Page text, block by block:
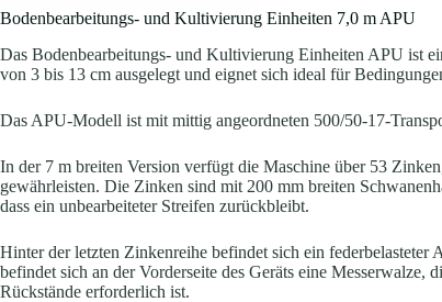
Bodenbearbeitungs- und Kultivierung Einheiten 7,0 m APU
Das Bodenbearbeitungs- und Kultivierung Einheiten APU ist
von 3 bis 13 cm ausgelegt und eignet sich ideal für
Das APU-Modell ist mit mittig angeordneten 500/50-17-
In der 7 m breiten Version verfügt die Maschine über 53
gewährleisten. Die Zinken sind mit 200 mm breiten
dass ein unbearbeiteter Streifen zurückbleibt.
Hinter der letzten Zinkenreihe befindet sich ein
befindet sich an der Vorderseite des Geräts eine
Rückstände erforderlich ist.